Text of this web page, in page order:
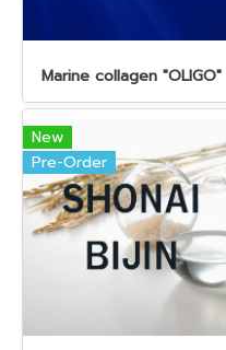
Marine collagen "OLIGO"
New
Pre-Order